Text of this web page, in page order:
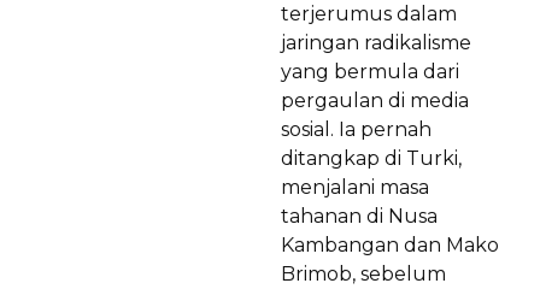
terjerumus dalam
jaringan radikalisme
yang bermula dari
pergaulan di media
sosial. Ia pernah
ditangkap di Turki,
menjalani masa
tahanan di Nusa
Kambangan dan Mako
Brimob, sebelum